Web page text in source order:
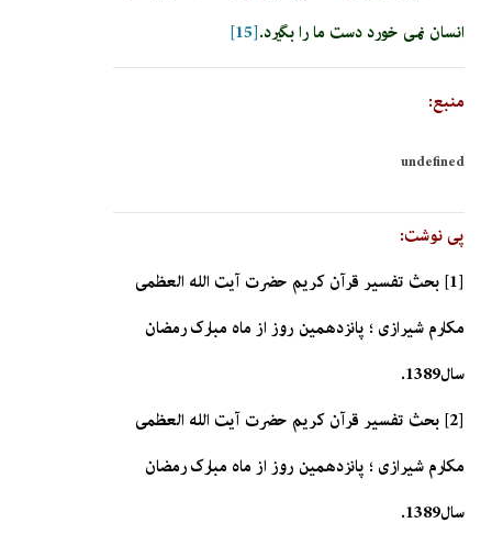
انسان نمى‏ خورد دست ما را بگيرد.[15]
منبع:
undefined
پی نوشت:
[1] بحث تفسیر قرآن کریم حضرت آیت الله العظمی
مکارم شیرازی ؛ پانزدهمین روز از ماه مبارک رمضان
سال1389.
[2] بحث تفسیر قرآن کریم حضرت آیت الله العظمی
مکارم شیرازی ؛ پانزدهمین روز از ماه مبارک رمضان
سال1389.